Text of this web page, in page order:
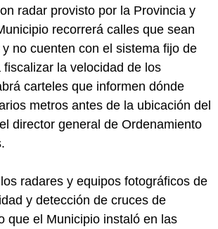
radar provisto por la Provincia y
recorrerá calles que sean
no cuenten con el sistema fijo de
la velocidad de los
carteles que informen dónde
metros antes de la ubicación del
director general de Ordenamiento
radares y equipos fotográficos de
y detección de cruces de
que el Municipio instaló en las